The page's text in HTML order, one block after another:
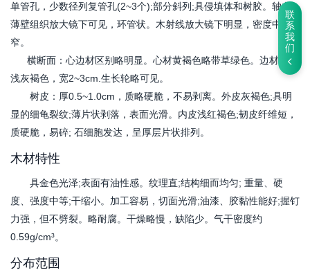
联
系
我
们
单管孔，少数径列复管孔(2~3个);部分斜列;具侵填体和树胶。轴向
薄壁组织放大镜下可见，环管状。木射线放大镜下明显，密度中，
窄。
横断面：心边材区别略明显。心材黄褐色略带草绿色。边材颜色
浅灰褐色，宽2~3cm.生长轮略可见。
树皮：厚0.5~1.0cm，质略硬脆，不易剥离。外皮灰褐色;具明
显的细龟裂纹;薄片状剥落，表面光滑。内皮浅红褐色;韧皮纤维短，
质硬脆，易碎; 石细胞发达，呈厚层片状排列。
木材特性
具金色光泽;表面有油性感。纹理直;结构细而均匀; 重量、硬
度、强度中等;干缩小。加工容易，切面光滑;油漆、胶黏性能好;握钉
力强，但不劈裂。略耐腐。干燥略慢，缺陷少。气干密度约
0.59g/cm³。
分布范围